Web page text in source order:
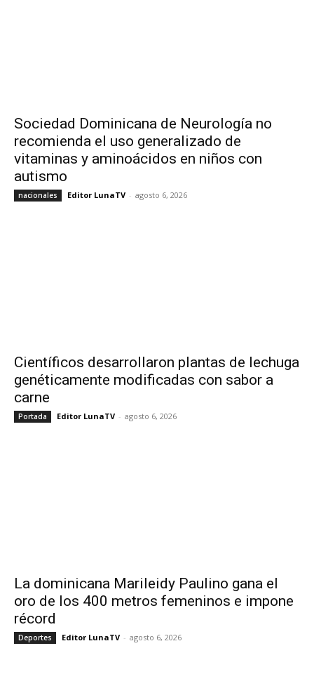
Sociedad Dominicana de Neurología no
recomienda el uso generalizado de
vitaminas y aminoácidos en niños con
autismo
nacionales Editor LunaTV - agosto 6, 2026
Científicos desarrollaron plantas de lechuga
genéticamente modificadas con sabor a
carne
Portada Editor LunaTV - agosto 6, 2026
La dominicana Marileidy Paulino gana el
oro de los 400 metros femeninos e impone
récord
Deportes Editor LunaTV - agosto 6, 2026